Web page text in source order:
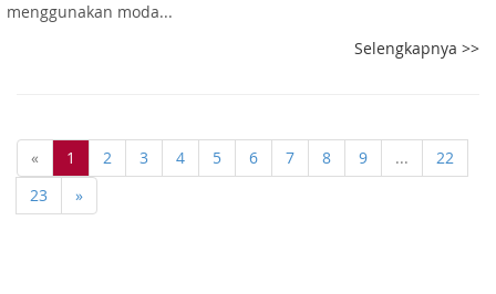
menggunakan moda...
Selengkapnya >>
« 1 2 3 4 5 6 7 8 9 ...
22
23
»